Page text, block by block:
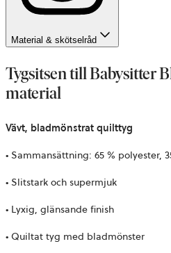
Material & skötselråd
Tygsitsen till Babysitter
material
Vävt, bladmönstrat quilttyg
• Sammansättning: 65 % polyester,
• Slitstark och supermjuk
• Lyxig, glänsande finish
• Quiltat tyg med bladmönster